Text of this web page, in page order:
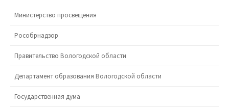
Министерство просвещения
Рособрнадзор
Правительство Вологодской области
Департамент образования Вологодской области
Государственная дума